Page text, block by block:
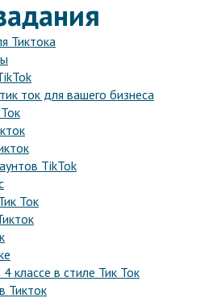
Тиктока
ток для вашего бизнеса
TikTok
Ток
классе в стиле Тик Ток
Тикток